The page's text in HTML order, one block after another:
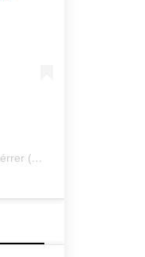
Um post compartilhado por Heitor Férrer (@heitor_ferrer77)